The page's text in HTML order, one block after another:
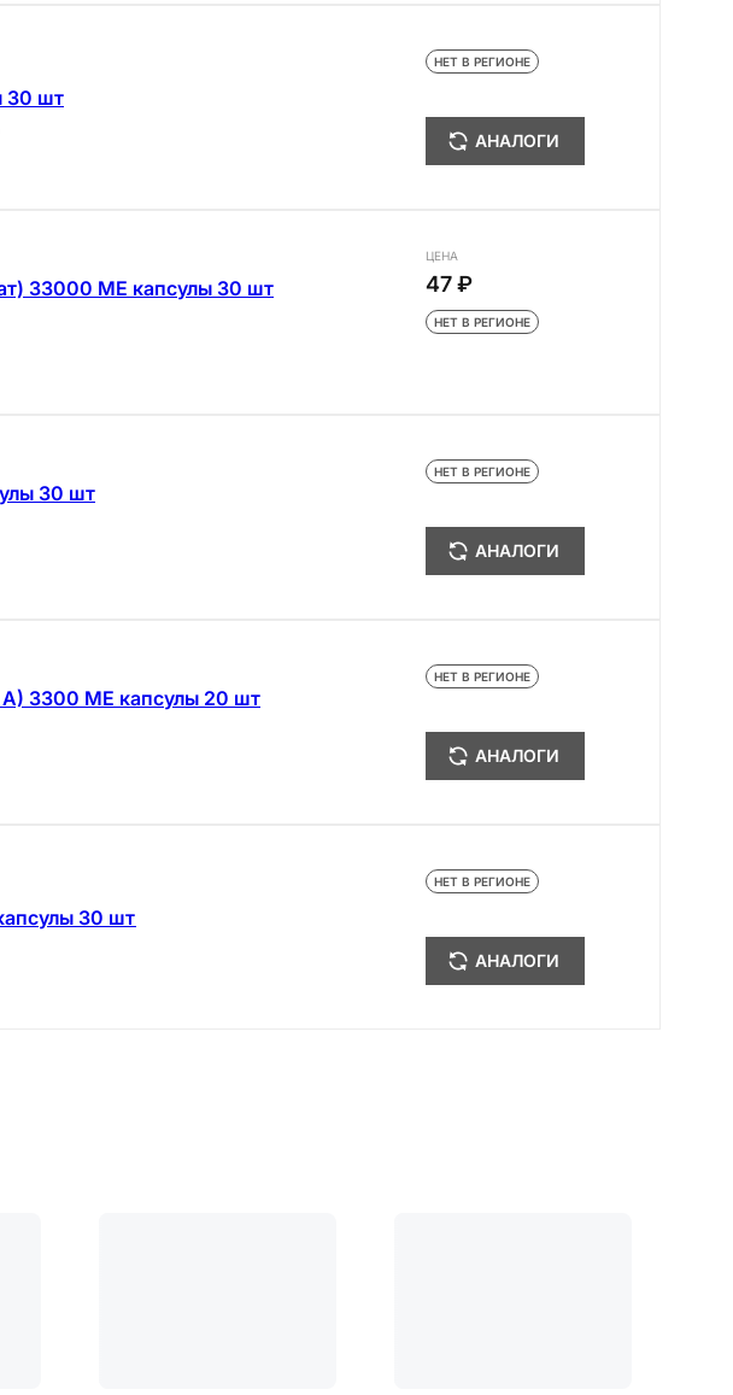
30 шт
НЕТ В РЕГИОНЕ
АНАЛОГИ
33000 МЕ капсулы 30 шт
ЦЕНА
47 ₽
НЕТ В РЕГИОНЕ
30 шт
НЕТ В РЕГИОНЕ
АНАЛОГИ
А) 3300 МЕ капсулы 20 шт
НЕТ В РЕГИОНЕ
АНАЛОГИ
30 шт
НЕТ В РЕГИОНЕ
АНАЛОГИ